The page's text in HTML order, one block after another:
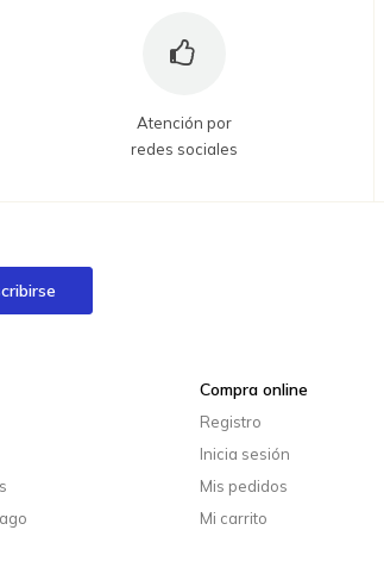
Atención por
redes sociales
Compra online
Registro
Inicia sesión
Mis pedidos
Mi carrito